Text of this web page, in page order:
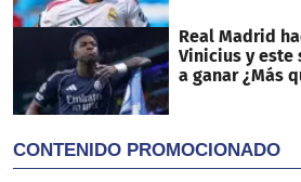
Real Madrid
Vinicius y este
a ganar ¿Más